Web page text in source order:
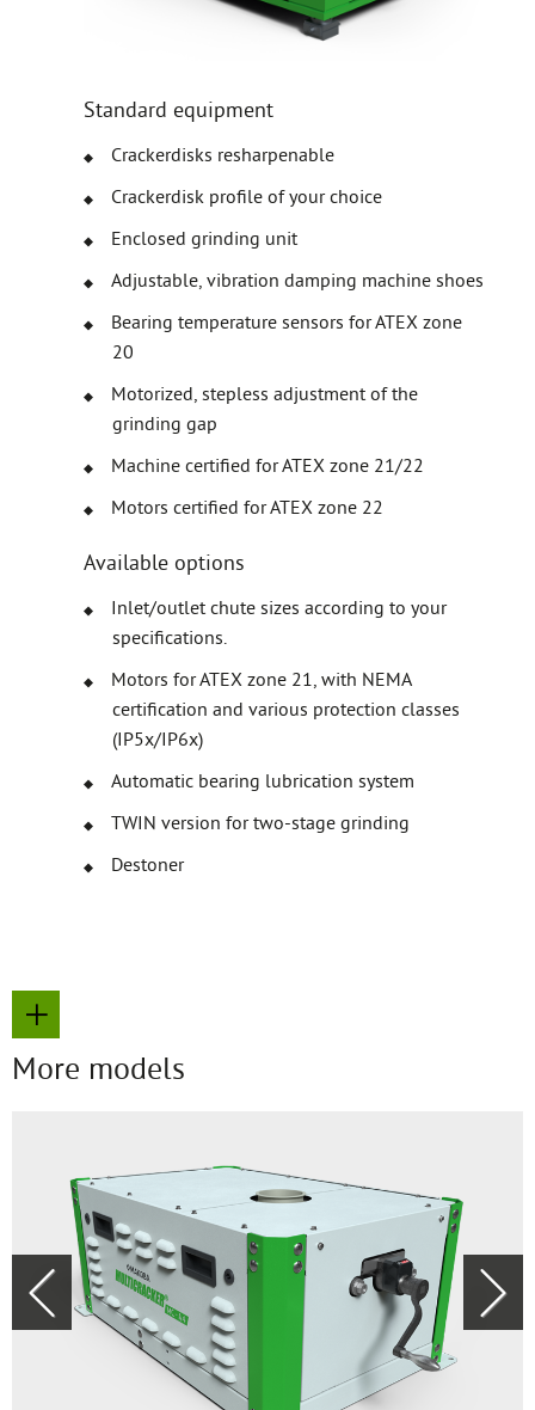
Standard equipment
Crackerdisks resharpenable
Crackerdisk profile of your choice
Enclosed grinding unit
Adjustable, vibration damping machine shoes
Bearing temperature sensors for ATEX zone
20
Motorized, stepless adjustment of the
grinding gap
Machine certified for ATEX zone 21/22
Motors certified for ATEX zone 22
Available options
Inlet/outlet chute sizes according to your
specifications.
Motors for ATEX zone 21, with NEMA
certification and various protection classes
(IP5x/IP6x)
Automatic bearing lubrication system
TWIN version for two-stage grinding
Destoner
More models